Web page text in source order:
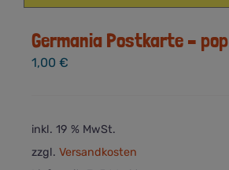
Germania Postkarte – pop
1,00 €
inkl. 19 % MwSt.
zzgl. Versandkosten